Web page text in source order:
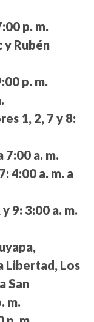
p. m.
y Rubén
p. m.
1, 2, 7 y 8:
7:00 a. m.
4:00 a. m. a
9: 3:00 a. m.
Libertad, Los
San
m.